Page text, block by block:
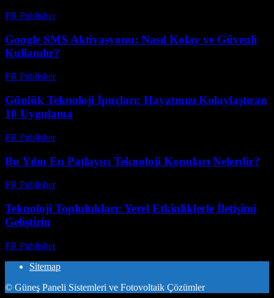
PR Publisher-
Google SMS Aktivasyonu: Nasıl Kolay ve Güvenli
Kullanılır?
PR Publisher-
Günlük Teknoloji İpuçları: Hayatınızı Kolaylaştıran
10 Uygulama
PR Publisher-
Bu Yılın En Patlayıcı Teknoloji Konuları Nelerdir?
PR Publisher-
Teknoloji Toplulukları: Yerel Etkinliklerle İletişimi
Geliştirin
PR Publisher-
Sitemap
© Güneş Paneli Sistemleri ve Fotovoltaik Çözümler